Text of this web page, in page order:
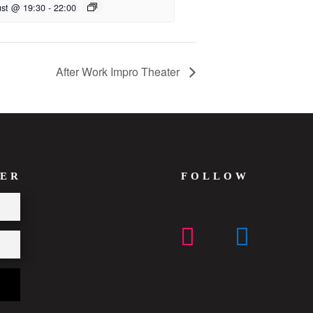
@ 19:30 - 22:00
After Work Impro Theater
FOLLOW